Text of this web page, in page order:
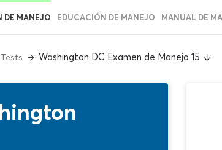
DE MANEJO EDUCACIÓN DE MANEJO MANUAL DE
Washington DC Examen de Manejo 15